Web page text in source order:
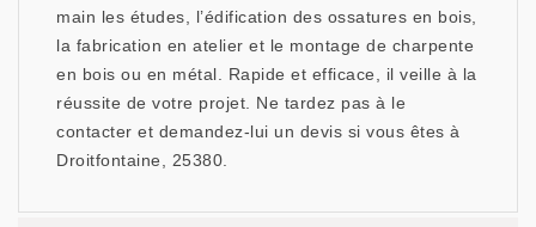
main les études, l’édification des ossatures en bois,
la fabrication en atelier et le montage de charpente
en bois ou en métal. Rapide et efficace, il veille à la
réussite de votre projet. Ne tardez pas à le
contacter et demandez-lui un devis si vous êtes à
Droitfontaine, 25380.